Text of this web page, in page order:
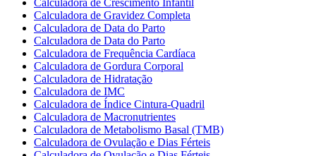
Calculadora de Crescimento Infantil
Calculadora de Gravidez Completa
Calculadora de Data do Parto
Calculadora de Data do Parto
Calculadora de Frequência Cardíaca
Calculadora de Gordura Corporal
Calculadora de Hidratação
Calculadora de IMC
Calculadora de Índice Cintura-Quadril
Calculadora de Macronutrientes
Calculadora de Metabolismo Basal (TMB)
Calculadora de Ovulação e Dias Férteis